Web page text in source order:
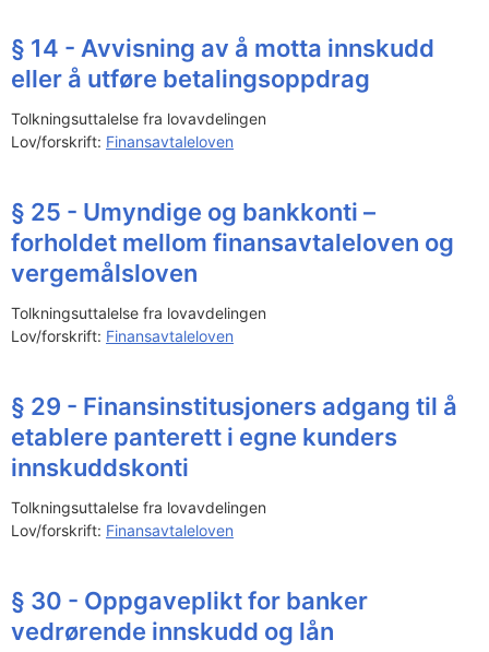
§ 14 - Avvisning av å motta innskudd
eller å utføre betalingsoppdrag
Tolkningsuttalelse fra lovavdelingen
Lov/forskrift: Finansavtaleloven
§ 25 - Umyndige og bankkonti –
forholdet mellom finansavtaleloven og
vergemålsloven
Tolkningsuttalelse fra lovavdelingen
Lov/forskrift: Finansavtaleloven
§ 29 - Finansinstitusjoners adgang til å
etablere panterett i egne kunders
innskuddskonti
Tolkningsuttalelse fra lovavdelingen
Lov/forskrift: Finansavtaleloven
§ 30 - Oppgaveplikt for banker
vedrørende innskudd og lån